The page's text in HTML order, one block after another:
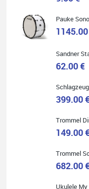
Quelle: Google-
Ich bin super
Freitag
worden. Ich würde den
Quelle: Google-Rezension
Sandner
62.00 €
399.00 €
149.00 €
682.00 €